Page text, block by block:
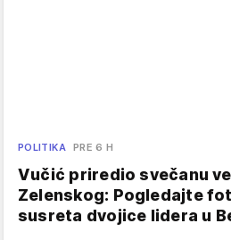
POLITIKA PRE 6 H
Vučić priredio svečanu
Zelenskog: Pogledajte
susreta dvojice lidera u